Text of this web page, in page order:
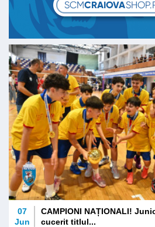
07
Jun
CAMPIONI NAȚIONALI!
cucerit titlul...